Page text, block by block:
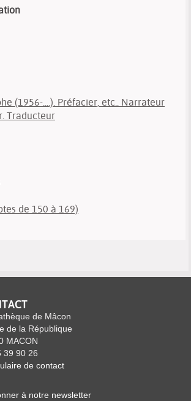
(1956-....). Préfacier, etc.. Narrateur
Traducteur
de 150 à 169)
de Mâcon
de la République
MACON
39 90 26
de contact
à notre newsletter